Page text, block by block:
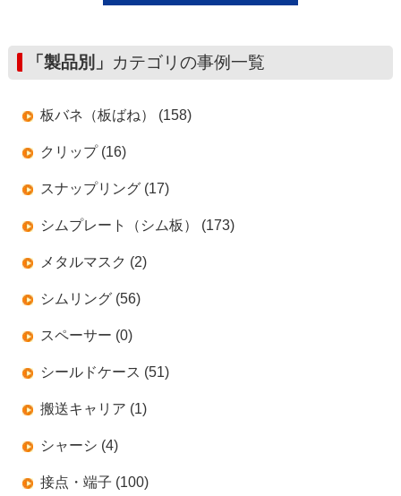
「製品別」 カテゴリの事例一覧
板バネ（板ばね） (158)
クリップ (16)
スナップリング (17)
シムプレート（シム板） (173)
メタルマスク (2)
シムリング (56)
スペーサー (0)
シールドケース (51)
搬送キャリア (1)
シャーシ (4)
接点・端子 (100)